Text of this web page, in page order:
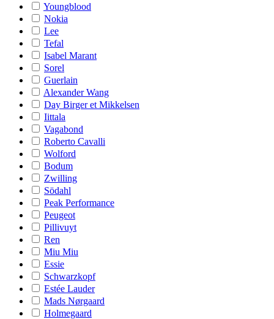
Youngblood
Nokia
Lee
Tefal
Isabel Marant
Sorel
Guerlain
Alexander Wang
Day Birger et Mikkelsen
Iittala
Vagabond
Roberto Cavalli
Wolford
Bodum
Zwilling
Södahl
Peak Performance
Peugeot
Pillivuyt
Ren
Miu Miu
Essie
Schwarzkopf
Estée Lauder
Mads Nørgaard
Holmegaard